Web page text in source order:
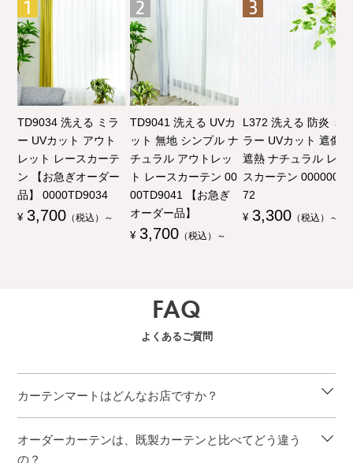
TD9034 洗える ミラ
ー UVカット アウト
レット レースカーテ
ン 【お急ぎオーダー
品】 0000TD9034
¥ 3,700 （税込）～
TD9041 洗える UVカ
ット 無地 シンプル ナ
チュラル アウトレッ
ト レースカーテン 00
00TD9041 【お急ぎ
オーダー品】
¥ 3,700 （税込）～
L372 洗える 防炎 ミ
ラー UVカット 遮像
遮熱 ナチュラル レー
スカーテン 00000003
72
¥ 3,300 （税込）～
FAQ
よくあるご質問
カーテンマートはどんなお店ですか？
オーダーカーテンは、既製カーテンと比べてどう違う
の？